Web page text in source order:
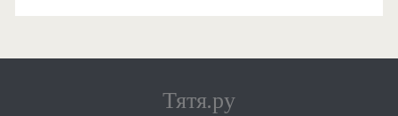
Тятя.ру